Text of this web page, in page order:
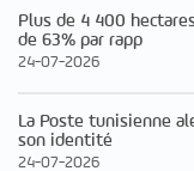
Plus de 4 400
de 63% par rapp
24-07-2026
La Poste tunisienne
son identité
24-07-2026